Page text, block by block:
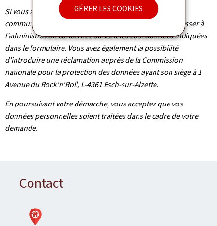
GÉRER LES COOKIES
Si vous souhaitez exercer ces droits et/ou obtenir
communication de vos informations, veuillez-vous adresser à
l’administration concernée suivant les coordonnées indiquées
dans le formulaire. Vous avez également la possibilité
d’introduire une réclamation auprès de la Commission
nationale pour la protection des données ayant son siège à 1
Avenue du Rock'n'Roll, L-4361 Esch-sur-Alzette.
En poursuivant votre démarche, vous acceptez que vos
données personnelles soient traitées dans le cadre de votre
demande.
Contact